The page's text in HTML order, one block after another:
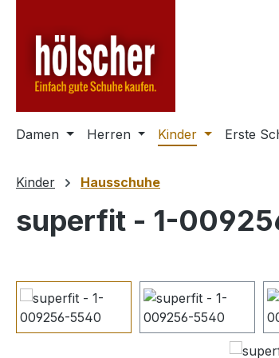
Damen Herren Kinder Erste
Kinder Hausschuhe
superfit - 1-
Bildergalerie überspringen